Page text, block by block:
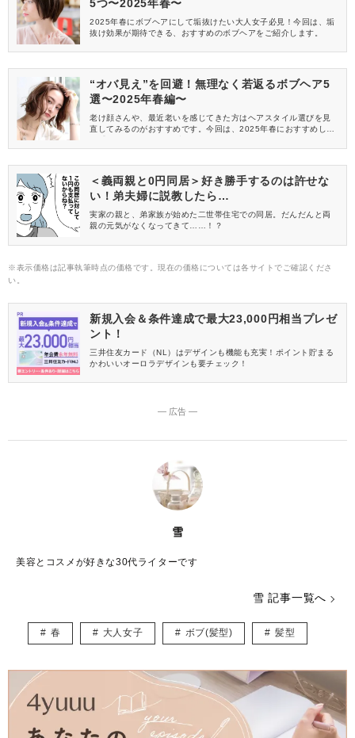
5つ〜2025年春〜
2025年春にボブヘアにして垢抜けたい大人女子必見！今回は、垢
抜け効果が期待できる、おすすめのボブヘアをご紹介します。
“オバ見え”を回避！無理なく若返るボブヘア5
選〜2025年春編〜
老け顔さんや、最近老いを感じてきた方はヘアスタイル選びを見
直してみるのがおすすめです。今回は、2025年春におすすめした
＜義両親と0円同居＞好き勝手するのは許せな
い！弟夫婦に説教したら…
実家の親と、弟家族が始めた二世帯住宅での同居。だんだんと両
親の元気がなくなってきて……！？
※表示価格は記事執筆時点の価格です。現在の価格については各サイトでご確認くださ
い。
新規入会＆条件達成で最大23,000円相当プレゼ
ント！
三井住友カード（NL）はデザインも機能も充実！ポイント貯まる
かわいいオーロラデザインも要チェック！
― 広告 ―
雪
美容とコスメが好きな30代ライターです
雪 記事一覧へ
春 大人女子 ボブ(髪型) 髪型